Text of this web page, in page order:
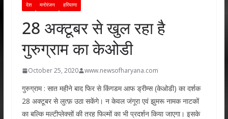
देश मनोरंजन हरियाणा
28 अक्टूबर से खुल रहा है
गुरुग्राम का केओडी
October 25, 2020 www.newsofharyana.com
गुरुग्राम : सात महीने बाद फिर से किंगडम आफ ड्रीम्स (केओडी) का दर्शक
28 अक्टूबर से लुत्फ़ उठा सकेंगे। न केवल जंगूरा एवं झुमरू नामक नाटकों
का बल्कि मल्टीप्लेक्सों की तरह फिल्मों का भी प्रदर्शन किया जाएगा। इसके